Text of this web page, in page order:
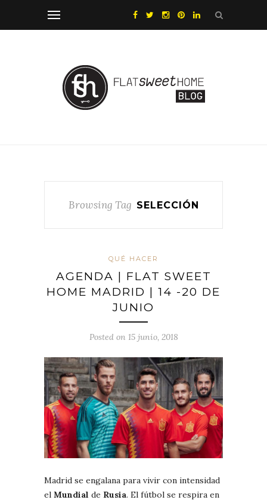
Browsing Tag SELECCIÓN
QUÉ HACER
AGENDA | FLAT SWEET
HOME MADRID | 14 -20 DE
JUNIO
Posted on 15 junio, 2018
Madrid se engalana para vivir con intensidad
el Mundial de Rusia. El fútbol se respira en